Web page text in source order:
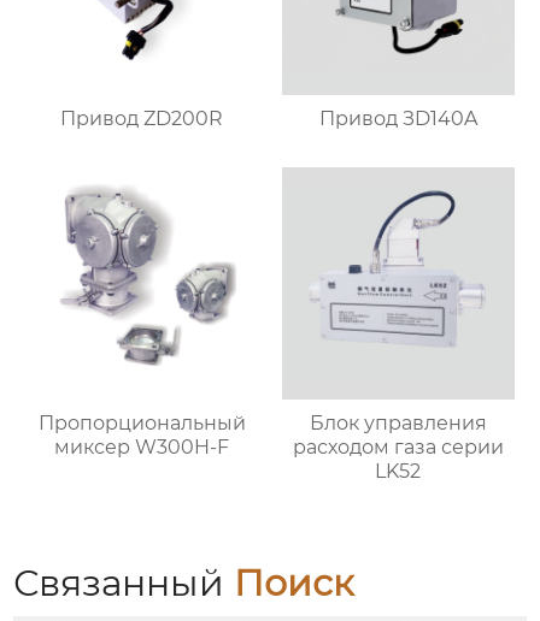
Привод ZD200R Привод ЗD140A
Пропорциональный
миксер W300H-F
Блок управления
расходом газа серии
LK52
Связанный Поиск